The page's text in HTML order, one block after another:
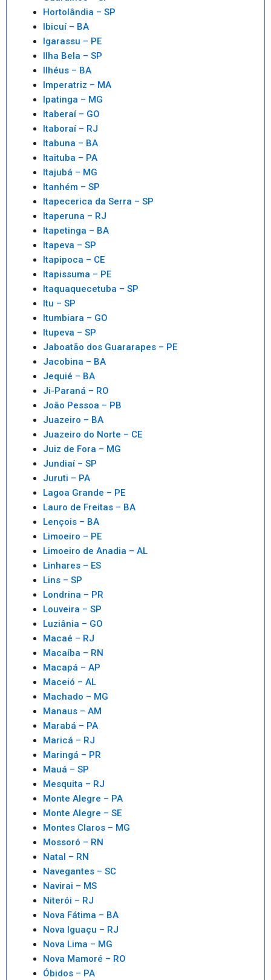
Hortolândia – SP
Ibicuí – BA
Igarassu – PE
Ilha Bela – SP
Ilhéus – BA
Imperatriz – MA
Ipatinga – MG
Itaberaí – GO
Itaboraí – RJ
Itabuna – BA
Itaituba – PA
Itajubá – MG
Itanhém – SP
Itapecerica da Serra – SP
Itaperuna – RJ
Itapetinga – BA
Itapeva – SP
Itapipoca – CE
Itapissuma – PE
Itaquaquecetuba – SP
Itu – SP
Itumbiara – GO
Itupeva – SP
Jaboatão dos Guararapes – PE
Jacobina – BA
Jequié – BA
Ji-Paraná – RO
João Pessoa – PB
Juazeiro – BA
Juazeiro do Norte – CE
Juiz de Fora – MG
Jundiaí – SP
Juruti – PA
Lagoa Grande – PE
Lauro de Freitas – BA
Lençois – BA
Limoeiro – PE
Limoeiro de Anadia – AL
Linhares – ES
Lins – SP
Londrina – PR
Louveira – SP
Luziânia – GO
Macaé – RJ
Macaíba – RN
Macapá – AP
Maceió – AL
Machado – MG
Manaus – AM
Marabá – PA
Maricá – RJ
Maringá – PR
Mauá – SP
Mesquita – RJ
Monte Alegre – PA
Monte Alegre – SE
Montes Claros – MG
Mossoró – RN
Natal – RN
Navegantes – SC
Navirai – MS
Niterói – RJ
Nova Fátima – BA
Nova Iguaçu – RJ
Nova Lima – MG
Nova Mamoré – RO
Óbidos – PA